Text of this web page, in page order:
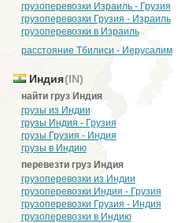
грузоперевозки Израиль - Грузия
грузоперевозки Грузия - Израиль
грузоперевозки в Израиль
расстояние Тбилиси - Иерусалим
Индия(IN)
найти груз Индия
грузы из Индии
грузы Индия - Грузия
грузы Грузия - Индия
грузы в Индию
перевезти груз Индия
грузоперевозки из Индии
грузоперевозки Индия - Грузия
грузоперевозки Грузия - Индия
грузоперевозки в Индию